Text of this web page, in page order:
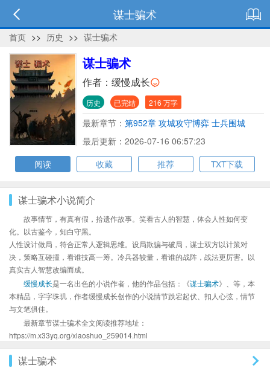
谋士骗术
首页 >> 历史 >> 谋士骗术
谋士骗术
作者： 缓慢成长
历史 已完结 216 万字
最新章节： 第952章 攻城攻守博弈 士兵围城
最后更新：2026-07-16 06:57:23
阅读
收藏 推荐 TXT下载
谋士骗术小说简介
故事情节，有真有假，拾遗作故事。笑看古人的智慧，体会人性如何变
化。以古鉴今，知白守黑。
人性设计做局，符合正常人逻辑思维。设局欺骗与破局，谋士双方以计策对
决，策略互碰撞，看谁技高一筹。冷兵器较量，看谁的战阵，战法更厉害。以
真实古人智慧改编而成。
缓慢成长是一名出色的小说作者，他的作品包括：《谋士骗术》、等，本
本精品，字字珠玑，作者缓慢成长创作的小说情节跌宕起伏、扣人心弦，情节
与文笔俱佳。
最新章节谋士骗术全文阅读推荐地址：
https://m.x33yq.org/xiaoshuo_259014.html
谋士骗术